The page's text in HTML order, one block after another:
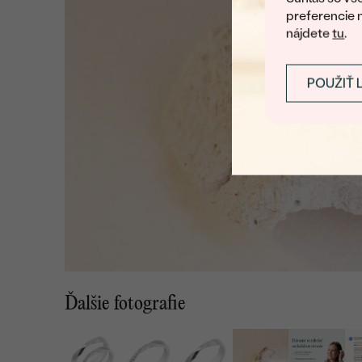
preferencie
nájdetetu.
POUŽIŤ
Ďalšie fotografie